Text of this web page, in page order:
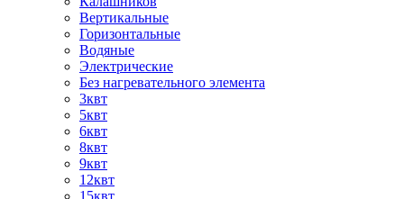
Вертикальные
Горизонтальные
Водяные
Электрические
Без нагревательного элемента
3квт
5квт
6квт
8квт
9квт
12квт
15квт